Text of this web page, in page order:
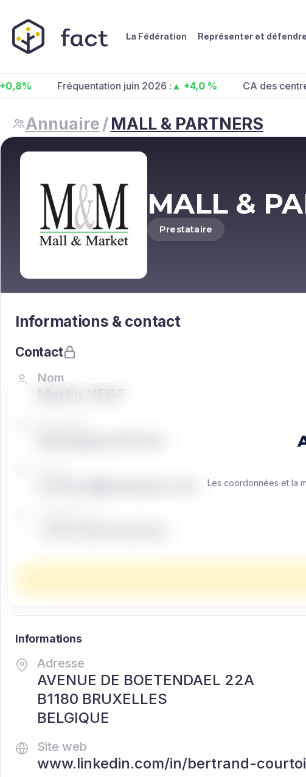
La Fédération Représenter et défendre
Fréquentation juin 2026 :▲ +4,0 % CA des centres co.
Annuaire/ MALL & PARTNERS
MALL &
Prestataire
Informations & contact
Contact
Nom
Les coordonnées et la
Informations
Adresse
AVENUE DE BOETENDAEL 22A
B1180 BRUXELLES
BELGIQUE
Site web
www.linkedin.com/in/bertrand-